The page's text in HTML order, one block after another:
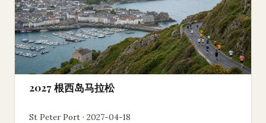
2027 根西岛马拉松
St Peter Port · 2027-04-18